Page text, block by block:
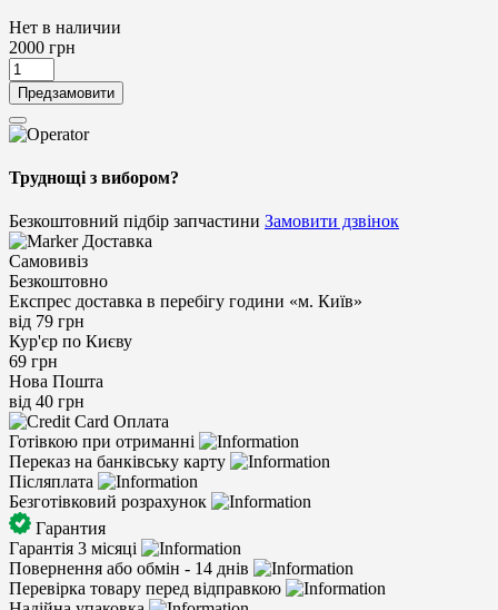
Нет в наличии
2000 грн
Предзамовити
Труднощі з вибором?
Безкоштовний підбір запчастини Замовити дзвінок
Доставка
Самовивіз
Безкоштовно
Експрес доставка в перебігу години «м. Київ»
від 79 грн
Кур'єр по Києву
69 грн
Нова Пошта
від 40 грн
Оплата
Готівкою при отриманні
Переказ на банківську карту
Післяплата
Безготівковий розрахунок
Гарантия
Гарантія 3 місяці
Повернення або обмін - 14 днів
Перевірка товару перед відправкою